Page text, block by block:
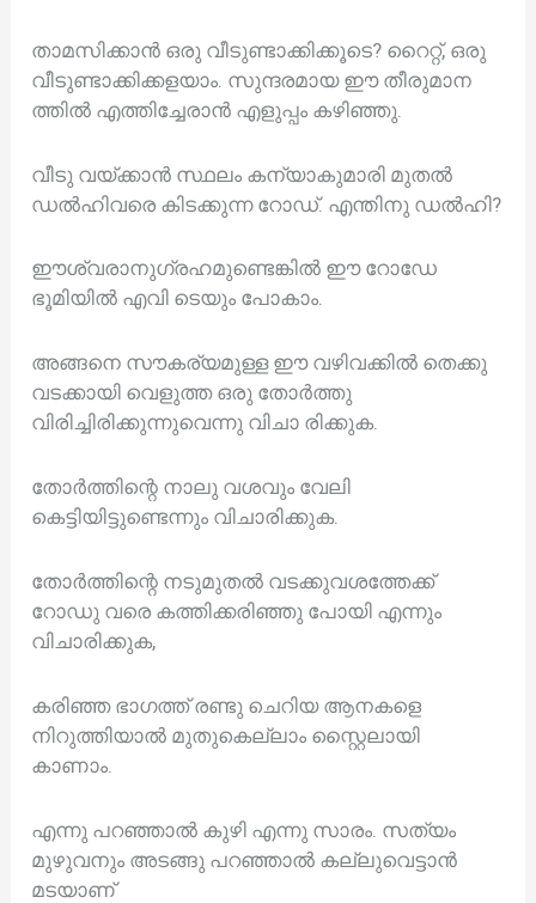
താമസിക്കാൻ ഒരു വീടുണ്ടാക്കിക്കൂടെ? റൈറ്റ്, ഒരു
വീടുണ്ടാക്കിക്കളയാം. സുന്ദരമായ ഈ തീരുമാന
ത്തിൽ എത്തിച്ചേരാൻ എളുപ്പം കഴിഞ്ഞു.
വീടു വയ്ക്കാൻ സ്ഥലം കന്യാകുമാരി മുതൽ
ഡൽഹിവരെ കിടക്കുന്ന റോഡ്. എന്തിനു ഡൽഹി?
ഈശ്വരാനുഗ്രഹമുണ്ടെങ്കിൽ ഈ റോഡേ
ഭൂമിയിൽ എവി ടെയും പോകാം.
അങ്ങനെ സൗകര്യമുള്ള ഈ വഴിവക്കിൽ തെക്കു
വടക്കായി വെളുത്ത ഒരു തോർത്തു
വിരിച്ചിരിക്കുന്നുവെന്നു വിചാ രിക്കുക.
തോർത്തിന്റെ നാലു വശവും വേലി
കെട്ടിയിട്ടുണ്ടെന്നും വിചാരിക്കുക.
തോർത്തിന്റെ നടുമുതൽ വടക്കുവശത്തേക്ക്
റോഡു വരെ കത്തിക്കരിഞ്ഞു പോയി എന്നും
വിചാരിക്കുക,
കരിഞ്ഞ ഭാഗത്ത് രണ്ടു ചെറിയ ആനകളെ
നിറുത്തിയാൽ മുതുകെല്ലാം സ്റ്റൈലായി
കാണാം.
എന്നു പറഞ്ഞാൽ കുഴി എന്നു സാരം. സത്യം
മുഴുവനും അടങ്ങു പറഞ്ഞാൽ കല്ലുവെട്ടാൻ
മടയാണ്